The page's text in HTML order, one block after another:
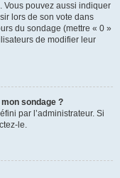
Vous pouvez aussi indiquer
lors de son vote dans
du sondage (mettre « 0 »
de modifier leur
sondage ?
par l’administrateur. Si
le.